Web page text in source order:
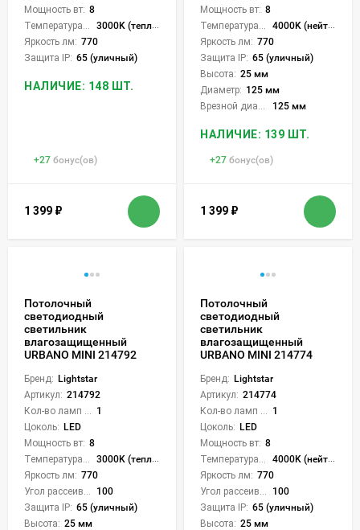
Мощность вт: 8
3000K (теплый)
Яркость лм: 770
Защита IP: 65 (уличный)
НАЛИЧИЕ: 148 ШТ.
+27 бонус(ов)
1 399 ₽
Мощность вт: 8
4000K (нейтральный)
Яркость лм: 770
Защита IP: 65 (уличный)
Высота: 25 мм
Диаметр: 125 мм
125 мм
НАЛИЧИЕ: 139 ШТ.
+27 бонус(ов)
1 399 ₽
Потолочный
светодиодный
светильник
влагозащищенный
URBANO MINI 214792
Бренд: Lightstar
Артикул: 214792
1
Цоколь: LED
Мощность вт: 8
3000K (теплый)
Яркость лм: 770
100
Защита IP: 65 (уличный)
Высота: 25 мм
Потолочный
светодиодный
светильник
влагозащищенный
URBANO MINI 214774
Бренд: Lightstar
Артикул: 214774
1
Цоколь: LED
Мощность вт: 8
4000K (нейтральный)
Яркость лм: 770
100
Защита IP: 65 (уличный)
Высота: 25 мм